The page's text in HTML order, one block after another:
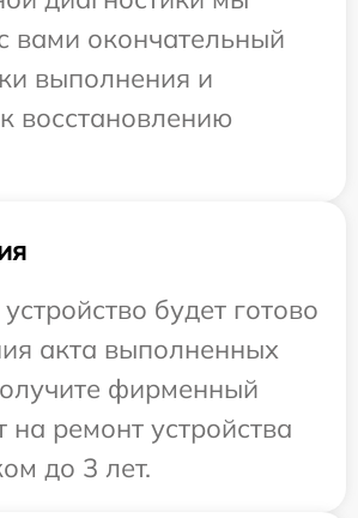
вами окончательный
выполнения и
восстановлению
будет готово
акта выполненных
фирменный
на ремонт устройства
до 3 лет.